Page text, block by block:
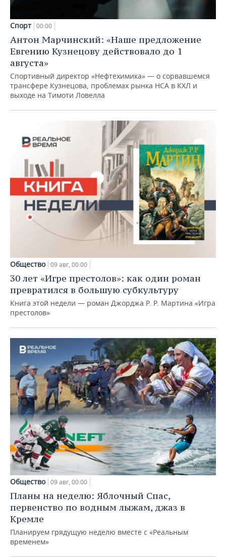
Спорт 00:00
Антон Марчинский: «Наше предложение
Евгению Кузнецову действовало до 1
августа»
Спортивный директор «Нефтехимика» — о сорвавшемся
трансфере Кузнецова, проблемах рынка НСА в КХЛ и
выходе на Тимоти Ловелла
Общество 09 авг, 00:00
30 лет «Игре престолов»: как один роман
превратился в большую субкультуру
Книга этой недели — роман Джорджа Р. Р. Мартина «Игра
престолов»
Общество 09 авг, 00:00
Планы на неделю: Яблочный Спас,
первенство по водным лыжам, джаз в
Кремле
Планируем грядущую неделю вместе с «Реальным
временем»